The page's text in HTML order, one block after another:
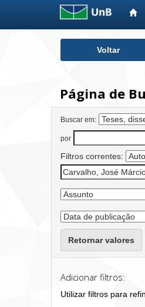
Voltar
Página de
Buscar em:
por
Filtros correntes:
Retornar valores
Adicionar filtros:
Utilizar filtros para